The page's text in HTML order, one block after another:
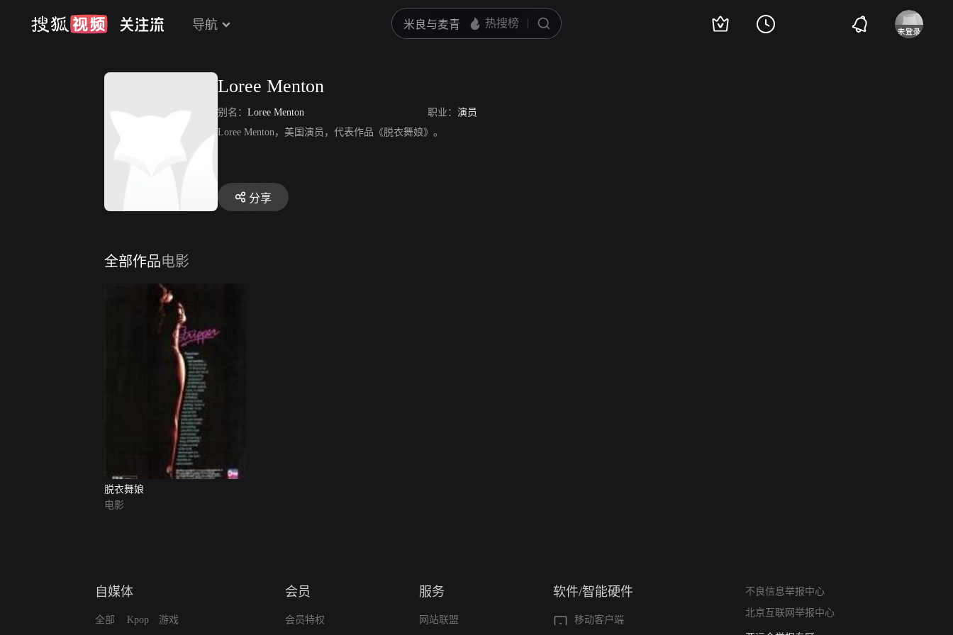
导航
Loree Menton
别名： Loree Menton 职业： 演员
Loree Menton，美国演员，代表作品《脱衣舞娘》。
分享
全部作品电影
脱衣舞娘
电影
自媒体
全部 Kpop 游戏
会员
会员特权
服务
网站联盟
软件/智能硬件
移动客户端
不良信息举报中心
北京互联网举报中心
算法推荐专项举报